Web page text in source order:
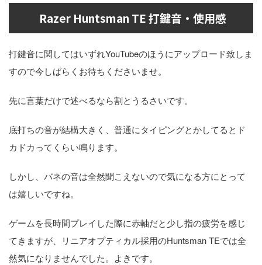
Razer Huntsman TE 打鍵音・使用感
打鍵音に関してはいずれYouTubeのほうにアップロード致しま
すので今しばらくお待ちくださいませ。
先に言葉だけで述べるなら割とうるさいです。
底打ちの音が結構大きく、普通にタイピングとかしてるとド
カドカってくらい鳴ります。
しかし、バネの音は全然聞こえないので気になる方にとって
は嬉しいですね。
ゲームを長時間プレイした際に赤軸だと少し指の疲労を感じ
てきますが、リニアオプティカル採用のHuntsman TEでは全
然気になりませんでした。よきです。